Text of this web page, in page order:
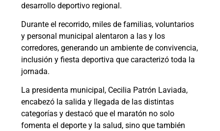
desarrollo deportivo regional.
Durante el recorrido, miles de familias, voluntarios
y personal municipal alentaron a las y los
corredores, generando un ambiente de convivencia,
inclusión y fiesta deportiva que caracterizó toda la
jornada.
La presidenta municipal, Cecilia Patrón Laviada,
encabezó la salida y llegada de las distintas
categorías y destacó que el maratón no solo
fomenta el deporte y la salud, sino que también